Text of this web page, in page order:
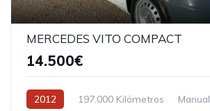
MERCEDES VITO COMPACT
14.500€
2012 197.000 Kilómetros Manual